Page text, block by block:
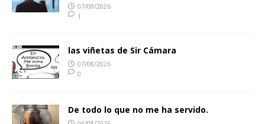
07/08/2026
1
las viñetas de Sir Cámara
07/08/2026
0
De todo lo que no me ha servido.